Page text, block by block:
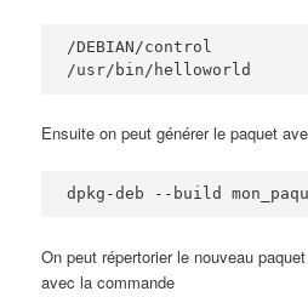
/DEBIAN/control
/usr/bin/helloworld
Ensuite on peut générer le paquet
dpkg-deb --build
On peut répertorier le nouveau
avec la commande